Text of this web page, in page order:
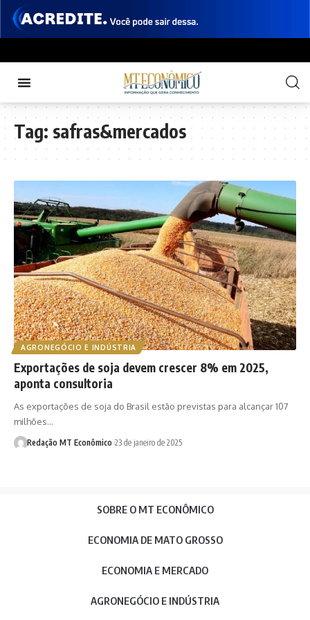
Tag: safras&mercados
AGRONEGÓCIO E INDÚSTRIA
Exportações de soja devem crescer 8% em 2025,
aponta consultoria
As exportações de soja do Brasil estão previstas para alcançar 107
milhões…
Redação MT Econômico 23 de janeiro de 2025
SOBRE O MT ECONÔMICO
ECONOMIA DE MATO GROSSO
ECONOMIA E MERCADO
AGRONEGÓCIO E INDÚSTRIA